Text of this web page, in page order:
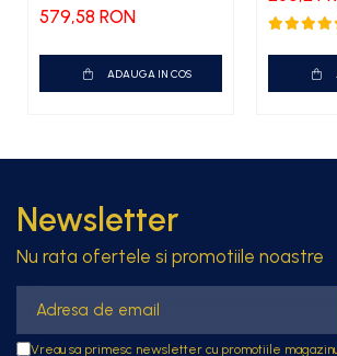
579,58 RON
ADAUGA IN COS
Newsletter
Nu rata ofertele si promotiile noastre
Vreau sa primesc newsletter cu promotiile